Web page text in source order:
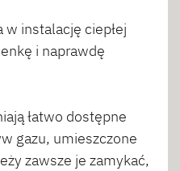
instalację ciepłej
i naprawdę
łatwo dostępne
gazu, umieszczone
zawsze je zamykać,